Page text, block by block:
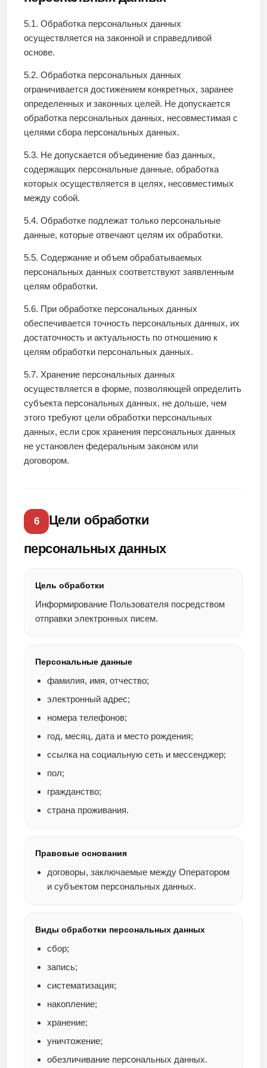
5.1. Обработка персональных данных
осуществляется на законной и справедливой
основе.
5.2. Обработка персональных данных
ограничивается достижением конкретных, заранее
определенных и законных целей. Не допускается
обработка персональных данных, несовместимая с
целями сбора персональных данных.
5.3. Не допускается объединение баз данных,
содержащих персональные данные, обработка
которых осуществляется в целях, несовместимых
между собой.
5.4. Обработке подлежат только персональные
данные, которые отвечают целям их обработки.
5.5. Содержание и объем обрабатываемых
персональных данных соответствуют заявленным
целям обработки.
5.6. При обработке персональных данных
обеспечивается точность персональных данных, их
достаточность и актуальность по отношению к
целям обработки персональных данных.
5.7. Хранение персональных данных
осуществляется в форме, позволяющей определить
субъекта персональных данных, не дольше, чем
этого требуют цели обработки персональных
данных, если срок хранения персональных данных
не установлен федеральным законом или
договором.
6
Цели обработки
персональных данных
Цель обработки
Информирование Пользователя посредством
отправки электронных писем.
Персональные данные
фамилия, имя, отчество;
электронный адрес;
номера телефонов;
год, месяц, дата и место рождения;
ссылка на социальную сеть и мессенджер;
пол;
гражданство;
страна проживания.
Правовые основания
договоры, заключаемые между Оператором
и субъектом персональных данных.
Виды обработки персональных данных
сбор;
запись;
систематизация;
накопление;
хранение;
уничтожение;
обезличивание персональных данных.